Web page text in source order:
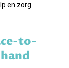
en zorg
to-